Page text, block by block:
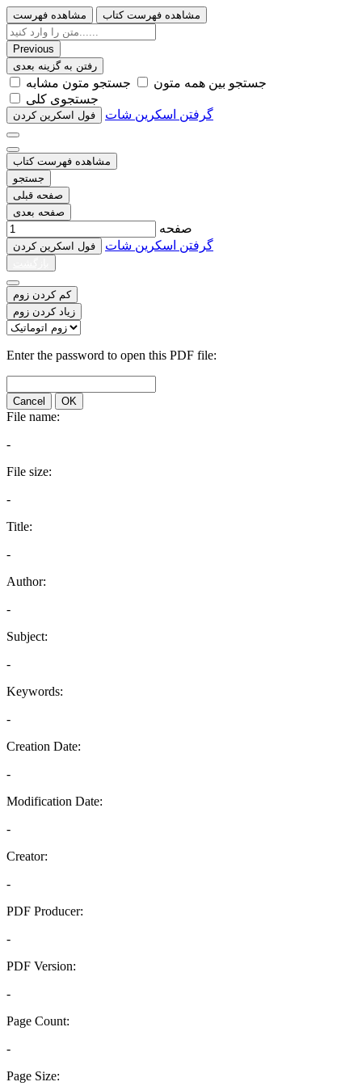
مشاهده فهرست مشاهده فهرست کتاب
Previous
رفتن به گزینه بعدی
ﺟﺴﺘﺠﻮ ﺑﯿﻦ ﻫﻤﻪ ﻣﺘﻮﻥ
ﺟﺴﺘﺠﻮ ﻣﺘﻮﻥ ﻣﺸﺎﺑﻪ
ﺟﺴﺘﺠﻮﯼ ﮐﻠﯽ
ﻓﻮﻝ اﺳﮑﺮﯾﻦ ﮐﺮﺩﻥ گرفتن اسکرین شات
مشاهده فهرست کتاب
جستجو
صفحه قبلی
صفحه بعدی
صفحه
ﻓﻮﻝ اﺳﮑﺮﯾﻦ ﮐﺮﺩﻥ گرفتن اسکرین شات
کم کردن زوم
زیاد کردن زوم
Enter the password to open this PDF file:
Cancel OK
File name:
-
File size:
-
Title:
-
Author:
-
Subject:
-
Keywords:
-
Creation Date:
-
Modification Date:
-
Creator:
-
PDF Producer:
-
PDF Version:
-
Page Count:
-
Page Size: